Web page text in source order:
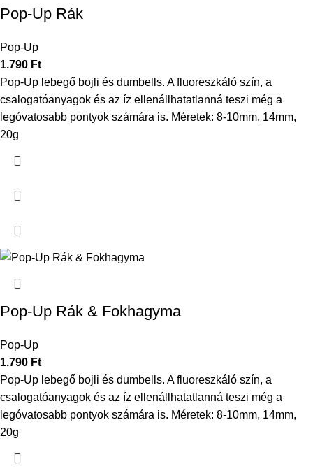
Pop-Up Rák
Pop-Up
1.790 Ft
Pop-Up lebegő bojli és dumbells. A fluoreszkáló szín, a
csalogatóanyagok és az íz ellenállhatatlanná teszi még a
legóvatosabb pontyok számára is. Méretek: 8-10mm, 14mm,
20g
Pop-Up Rák & Fokhagyma
Pop-Up
1.790 Ft
Pop-Up lebegő bojli és dumbells. A fluoreszkáló szín, a
csalogatóanyagok és az íz ellenállhatatlanná teszi még a
legóvatosabb pontyok számára is. Méretek: 8-10mm, 14mm,
20g